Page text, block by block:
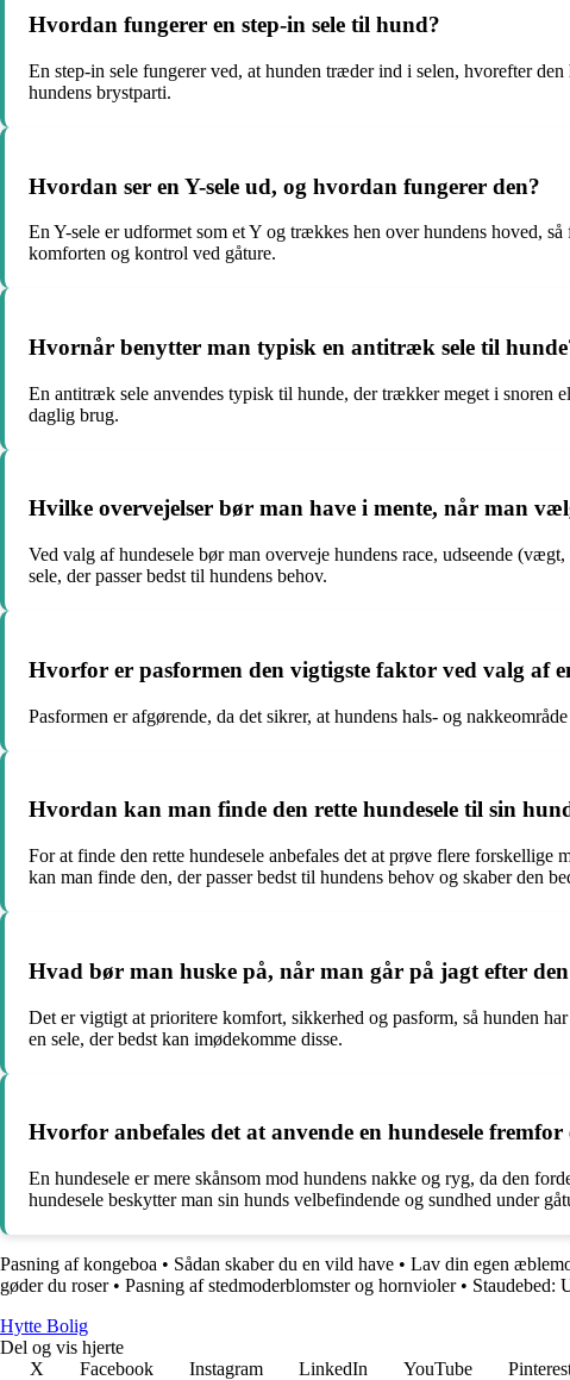
Hvordan fungerer en step-in sele til hund?
En step-in sele fungerer ved, at hunden træder ind i selen, hvorefter
hundens brystparti.
Hvordan ser en Y-sele ud, og hvordan fungerer den?
En Y-sele er udformet som et Y og trækkes hen over hundens hoved,
komforten og kontrol ved gåture.
Hvornår benytter man typisk en antitræk sele til
En antitræk sele anvendes typisk til hunde, der trækker meget i
daglig brug.
Hvilke overvejelser bør man have i mente, når man
Ved valg af hundesele bør man overveje hundens race, udseende
sele, der passer bedst til hundens behov.
Hvorfor er pasformen den vigtigste faktor ved valg af
Pasformen er afgørende, da det sikrer, at hundens hals- og
Hvordan kan man finde den rette hundesele til sin
For at finde den rette hundesele anbefales det at prøve flere
kan man finde den, der passer bedst til hundens behov og skaber den
Hvad bør man huske på, når man går på jagt efter
Det er vigtigt at prioritere komfort, sikkerhed og pasform, så hunden
en sele, der bedst kan imødekomme disse.
Hvorfor anbefales det at anvende en hundesele fremfor
En hundesele er mere skånsom mod hundens nakke og ryg, da den
hundesele beskytter man sin hunds velbefindende og sundhed under
Pasning af kongeboa • Sådan skaber du en vild have • Lav din egen
gøder du roser• Pasning af stedmoderblomster og hornvioler• Staudebed:
Hytte Bolig
Del og vis hjerte
X
Facebook Instagram LinkedIn YouTube